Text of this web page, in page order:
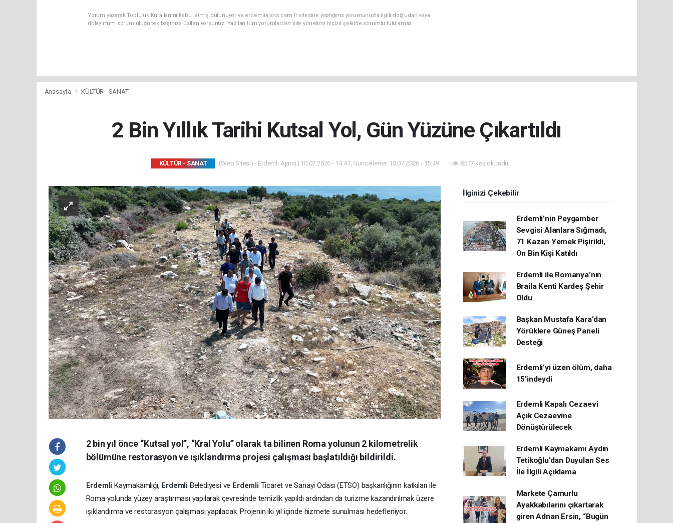
Yorum yazarak Topluluk Kuralları’nı kabul etmiş bulunuyor ve erdemliajans.com.tr sitesine yaptığınız yorumunuzla ilgili doğrudan veya
dolaylı tüm sorumluluğu tek başınıza üstleniyorsunuz. Yazılan tüm yorumlardan site yönetimi hiçbir şekilde sorumlu tutulamaz.
Anasayfa KÜLTÜR - SANAT
2 Bin Yıllık Tarihi Kutsal Yol, Gün Yüzüne Çıkartıldı
KÜLTÜR - SANAT (Web Sitesi) - Erdemli Ajans | 10.07.2026 - 14:47, Güncelleme: 10.07.2026 - 15:49 8577 kez okundu.
2 bin yıl önce ‘’Kutsal yol’’, “Kral Yolu” olarak ta bilinen Roma yolunun 2 kilometrelik
bölümüne restorasyon ve ışıklandırma projesi çalışması başlatıldığı bildirildi.
Erdemli Kaymakamlığı, Erdemli Belediyesi ve Erdemli Ticaret ve Sanayi Odası (ETSO) başkanlığının katkıları ile
Roma yolunda yüzey araştırması yapılarak çevresinde temizlik yapıldı ardından da turizme kazandırılmak üzere
ışıklandırma ve restorasyon çalışması yapılacak. Projenin iki yıl içinde hizmete sunulması hedefleniyor.
İlginizi Çekebilir
Erdemli’nin Peygamber
Sevgisi Alanlara Sığmadı,
71 Kazan Yemek Pişirildi,
On Bin Kişi Katıldı
Erdemli ile Romanya’nın
Braila Kenti Kardeş Şehir
Oldu
Başkan Mustafa Kara’dan
Yörüklere Güneş Paneli
Desteği
Erdemli’yi üzen ölüm, daha
15’indeydi
Erdemli Kapalı Cezaevi
Açık Cezaevine
Dönüştürülecek
Erdemli Kaymakamı Aydın
Tetikoğlu’dan Duyulan Ses
İle İlgili Açıklama
Markete Çamurlu
Ayakkabılarını çıkartarak
giren Adnan Ersin, “Bugün